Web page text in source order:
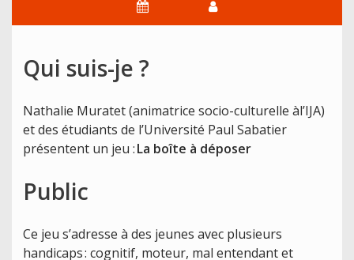
Qui suis-je ?
Nathalie Muratet (animatrice socio-culturelle àl’IJA)
et des étudiants de l’Université Paul Sabatier
présentent un jeu :La boîte à déposer
Public
Ce jeu s’adresse à des jeunes avec plusieurs
handicaps : cognitif, moteur, mal entendant et